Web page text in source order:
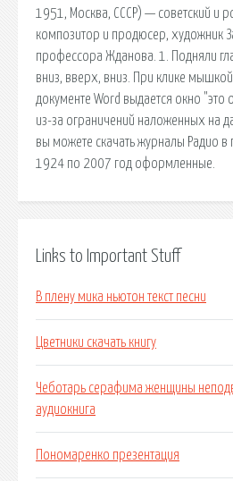
1951, Москва, СССР) — советский и
композитор и продюсер, художник
профессора Жданова. 1. Подняли
вниз, вверх, вниз. При клике
документе Word выдается окно
из-за ограничений наложенных на
вы можете скачать журналы Радио
1924 по 2007 год оформленные.
Links to Important Stuff
В плену мика ньютон текст песни
Цветники скачать книгу
Чеботарь серафима женщины
аудиокнига
Пономаренко презентация